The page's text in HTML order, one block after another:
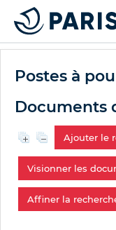
Postes à
Documents
Ajouter le
Visionner les
Affiner la